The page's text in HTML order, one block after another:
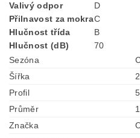
Valivý odpor
D
Přilnavost za mokraC
Hlučnost třída
B
Hlučnost (dB)
70
Sezóna
Šířka
Profil
Průměr
Značka